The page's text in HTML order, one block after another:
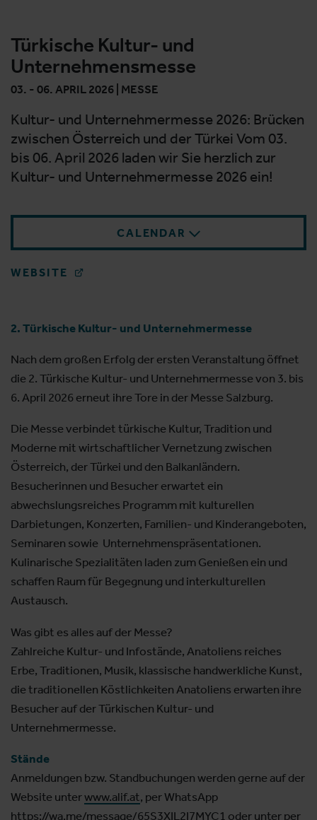
Türkische Kultur- und
Unternehmensmesse
03. - 06. APRIL 2026 | MESSE
Kultur- und Unternehmermesse 2026: Brücken
zwischen Österreich und der Türkei Vom 03.
bis 06. April 2026 laden wir Sie herzlich zur
Kultur- und Unternehmermesse 2026 ein!
CALENDAR
WEBSITE
2. Türkische Kultur- und Unternehmermesse
Nach dem großen Erfolg der ersten Veranstaltung öffnet
die 2. Türkische Kultur- und Unternehmermesse von 3. bis
6. April 2026 erneut ihre Tore in der Messe Salzburg.
Die Messe verbindet türkische Kultur, Tradition und
Moderne mit wirtschaftlicher Vernetzung zwischen
Österreich, der Türkei und den Balkanländern.
Besucherinnen und Besucher erwartet ein
abwechslungsreiches Programm mit kulturellen
Darbietungen, Konzerten, Familien- und Kinderangeboten,
Seminaren sowie Unternehmenspräsentationen.
Kulinarische Spezialitäten laden zum Genießen ein und
schaffen Raum für Begegnung und interkulturellen
Austausch.
Was gibt es alles auf der Messe?
Zahlreiche Kultur- und Infostände, Anatoliens reiches
Erbe, Traditionen, Musik, klassische handwerkliche Kunst,
die traditionellen Köstlichkeiten Anatoliens erwarten ihre
Besucher auf der Türkischen Kultur- und
Unternehmermesse.
Stände
Anmeldungen bzw. Standbuchungen werden gerne auf der
Website unterwww.alif.at, per WhatsApp
https://wa.me/message/65S3XIL2I7MYC1 oder unter per